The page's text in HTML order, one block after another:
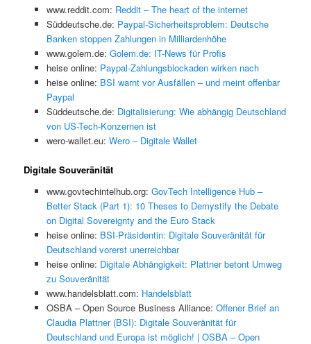
www.reddit.com: Reddit – The heart of the internet
Süddeutsche.de: Paypal-Sicherheitsproblem: Deutsche
Banken stoppen Zahlungen in Milliardenhöhe
www.golem.de: Golem.de: IT-News für Profis
heise online: Paypal-Zahlungsblockaden wirken nach
heise online: BSI warnt vor Ausfällen – und meint offenbar
Paypal
Süddeutsche.de: Digitalisierung: Wie abhängig Deutschland
von US-Tech-Konzernen ist
wero-wallet.eu: Wero – Digitale Wallet
Digitale Souveränität
www.govtechintelhub.org: GovTech Intelligence Hub –
Better Stack (Part 1): 10 Theses to Demystify the Debate
on Digital Sovereignty and the Euro Stack
heise online: BSI-Präsidentin: Digitale Souveränität für
Deutschland vorerst unerreichbar
heise online: Digitale Abhängigkeit: Plattner betont Umweg
zu Souveränität
www.handelsblatt.com: Handelsblatt
OSBA – Open Source Business Alliance: Offener Brief an
Claudia Plattner (BSI): Digitale Souveränität für
Deutschland und Europa ist möglich! | OSBA – Open